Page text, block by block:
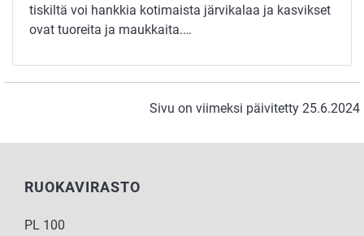
tiskiltä voi hankkia kotimaista järvikalaa ja kasvikset
ovat tuoreita ja maukkaita.…
Sivu on viimeksi päivitetty 25.6.2024
RUOKAVIRASTO
PL 100